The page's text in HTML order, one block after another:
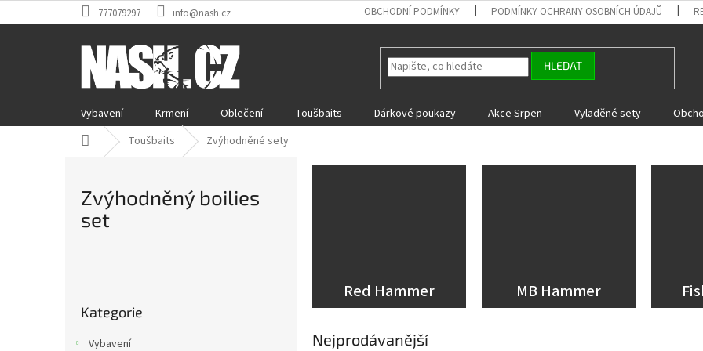
na
777079297 info@nash.cz OBCHODNÍ PODMÍNKY PODMÍNKY OCHRANY OSOBNÍCH ÚDAJŮ
HLEDAT
Vybavení Krmení Oblečení Toušbaits Dárkové poukazy Akce Srpen Vyladěné sety
Domů Toušbaits Zvýhodněné sety
Zvýhodněný boilies
set
kategorie
Kategorie
Vybavení
Red Hammer MB Hammer
Nejprodávanější